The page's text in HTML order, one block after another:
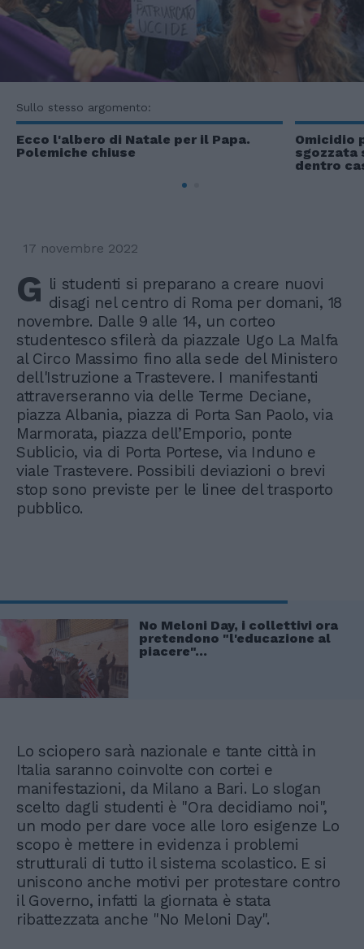
Sullo stesso argomento:
Ecco l'albero di Natale per il Papa.
Polemiche chiuse
Omicidio
dentro
17 novembre 2022
G li studenti si preparano a creare nuovi
disagi nel centro di Roma per domani, 18
novembre. Dalle 9 alle 14, un corteo
studentesco sfilerà da piazzale Ugo La Malfa
al Circo Massimo fino alla sede del Ministero
dell'Istruzione a Trastevere. I manifestanti
attraverseranno via delle Terme Deciane,
piazza Albania, piazza di Porta San Paolo, via
Marmorata, piazza dell’Emporio, ponte
Sublicio, via di Porta Portese, via Induno e
viale Trastevere. Possibili deviazioni o brevi
stop sono previste per le linee del trasporto
pubblico.
No Meloni Day, i collettivi ora
pretendono "l'educazione al
piacere"...
Lo sciopero sarà nazionale e tante città in
Italia saranno coinvolte con cortei e
manifestazioni, da Milano a Bari. Lo slogan
scelto dagli studenti è "Ora decidiamo noi",
un modo per dare voce alle loro esigenze Lo
scopo è mettere in evidenza i problemi
strutturali di tutto il sistema scolastico. E si
uniscono anche motivi per protestare contro
il Governo, infatti la giornata è stata
ribattezzata anche "No Meloni Day".